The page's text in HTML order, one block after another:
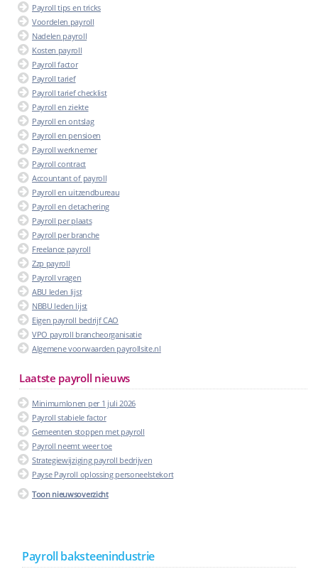
Payroll tips en tricks
Voordelen payroll
Nadelen payroll
Kosten payroll
Payroll factor
Payroll tarief
Payroll tarief checklist
Payroll en ziekte
Payroll en ontslag
Payroll en pensioen
Payroll werknemer
Payroll contract
Accountant of payroll
Payroll en uitzendbureau
Payroll en detachering
Payroll per plaats
Payroll per branche
Freelance payroll
Zzp payroll
Payroll vragen
ABU leden lijst
NBBU leden lijst
Eigen payroll bedrijf CAO
VPO payroll brancheorganisatie
Algemene voorwaarden payrollsite.nl
Laatste payroll nieuws
Minimumlonen per 1 juli 2026
Payroll stabiele factor
Gemeenten stoppen met payroll
Payroll neemt weer toe
Strategiewijziging payroll bedrijven
Payse Payroll oplossing personeelstekort
Toon nieuwsoverzicht
Payroll baksteenindustrie